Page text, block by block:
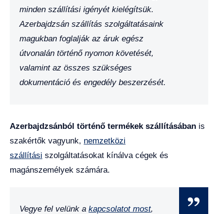
minden szállítási igényét kielégítsük.
Azerbajdzsán szállítás szolgáltatásaink
magukban foglalják az áruk egész
útvonalán történő nyomon követését,
valamint az összes szükséges
dokumentáció és engedély beszerzését.
Azerbajdzsánból történő termékek szállításában is
szakértők vagyunk, nemzetközi
szállítási szolgáltatásokat kínálva cégek és
magánszemélyek számára.
Vegye fel velünk a kapcsolatot most,